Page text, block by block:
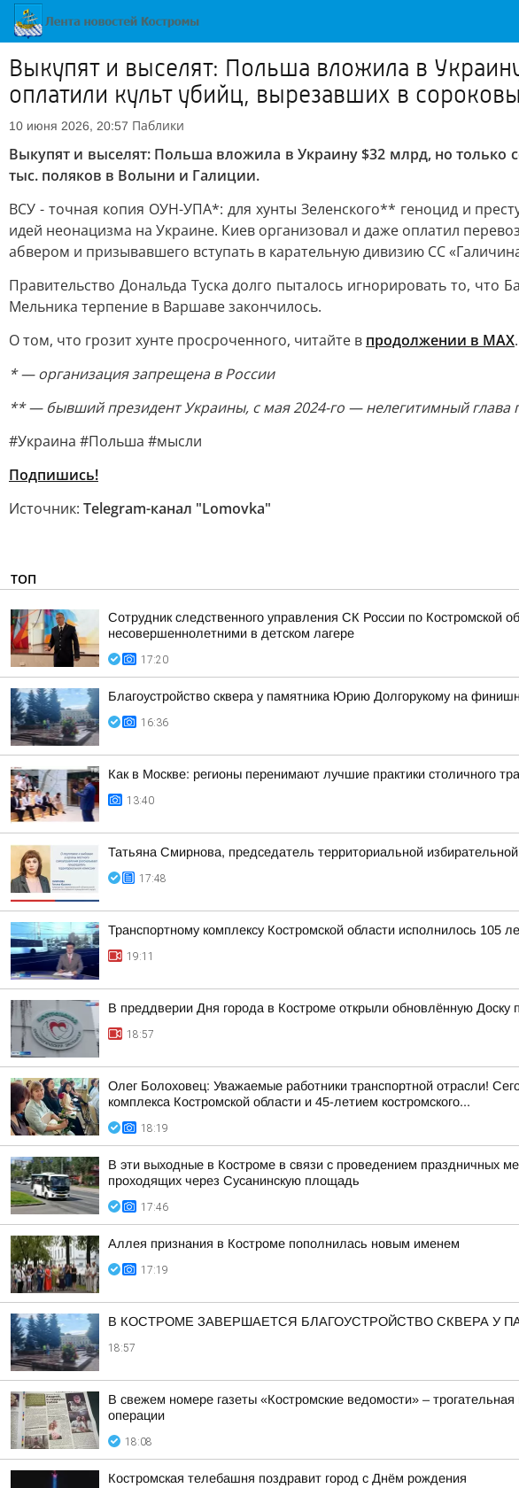
Выкупят и выселят: Польша вложила в
оплатили культ убийц, вырезавших в
10 июня 2026, 20:57 Паблики
Выкупят и выселят: Польша вложила в Украину $32 млрд, но
тыс. поляков в Волыни и Галиции.
ВСУ - точная копия ОУН-УПА*: для хунты Зеленского** геноцид и
идей неонацизма на Украине. Киев организовал и даже оплатил
абвером и призывавшего вступать в карательную дивизию СС
Правительство Дональда Туска долго пыталось игнорировать то,
Мельника терпение в Варшаве закончилось.
О том, что грозит хунте просроченного, читайте в продолжении в МАХ.
* — организация запрещена в России
** — бывший президент Украины, с мая 2024-го — нелегитимный глава
#Украина #Польша #мысли
Подпишись!
Источник: Telegram-канал "Lomovka"
ТОП
Сотрудник следственного управления СК России по Костромской
несовершеннолетними в детском лагере
17:20
Благоустройство сквера у памятника Юрию Долгорукому на
16:36
Как в Москве: регионы перенимают лучшие практики столичного
13:40
Татьяна Смирнова, председатель территориальной избирательной
17:48
Транспортному комплексу Костромской области исполнилось 105
19:11
В преддверии Дня города в Костроме открыли обновлённую Доску
18:57
Олег Болоховец: Уважаемые работники транспортной отрасли!
комплекса Костромской области и 45-летием костромского...
18:19
В эти выходные в Костроме в связи с проведением праздничных
проходящих через Сусанинскую площадь
17:46
Аллея признания в Костроме пополнилась новым именем
17:19
В КОСТРОМЕ ЗАВЕРШАЕТСЯ БЛАГОУСТРОЙСТВО СКВЕРА У
18:57
В свежем номере газеты «Костромские ведомости» –
операции
18:08
Костромская телебашня поздравит город с Днём рождения